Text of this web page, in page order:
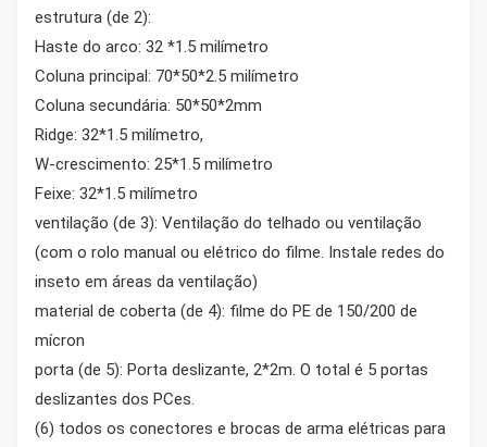
estrutura (de 2):
Haste do arco: 32 *1.5 milímetro
Coluna principal: 70*50*2.5 milímetro
Coluna secundária: 50*50*2mm
Ridge: 32*1.5 milímetro,
W-crescimento: 25*1.5 milímetro
Feixe: 32*1.5 milímetro
ventilação (de 3): Ventilação do telhado ou ventilação
(com o rolo manual ou elétrico do filme. Instale redes do
inseto em áreas da ventilação)
material de coberta (de 4): filme do PE de 150/200 de
mícron
porta (de 5): Porta deslizante, 2*2m. O total é 5 portas
deslizantes dos PCes.
(6) todos os conectores e brocas de arma elétricas para